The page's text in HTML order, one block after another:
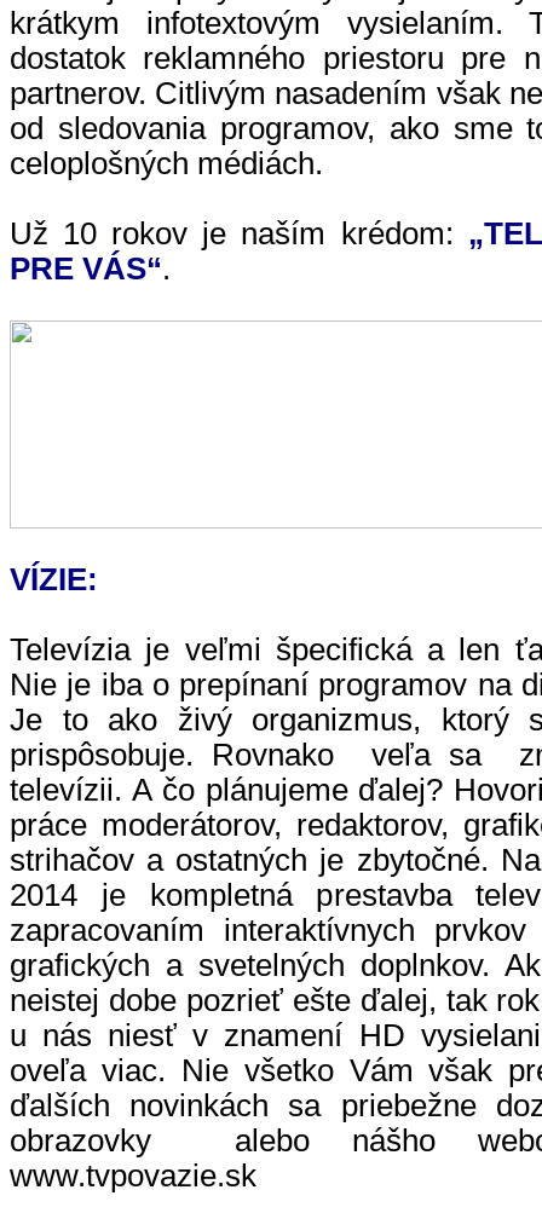
krátkym infotextovým vysielaním.
dostatok reklamného priestoru pre
partnerov. Citlivým nasadením však
od sledovania programov, ako sme
celoplošných médiách.
Už 10 rokov je naším krédom:
PRE VÁS“.
VÍZIE:
Televízia je veľmi špecifická a len
Nie je iba o prepínaní programov na
Je to ako živý organizmus, ktorý
prispôsobuje. Rovnako veľa sa
televízii. A čo plánujeme ďalej?
práce moderátorov, redaktorov,
strihačov a ostatných je zbytočné.
2014 je kompletná prestavba
zapracovaním interaktívnych
grafických a svetelných doplnkov.
neistej dobe pozrieť ešte ďalej, tak
u nás niesť v znamení HD
oveľa viac. Nie všetko Vám však
ďalších novinkách sa priebežne
obrazovky alebo nášho
www.tvpovazie.sk